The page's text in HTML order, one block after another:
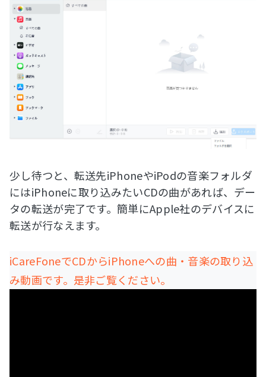
少し待つと、転送先iPhoneやiPodの音楽フォルダ
にはiPhoneに取り込みたいCDの曲があれば、デー
タの転送が完了です。簡単にApple社のデバイスに
転送が行なえます。
iCareFoneでCDからiPhoneへの曲・音楽の取り込
み動画です。是非ご覧ください。